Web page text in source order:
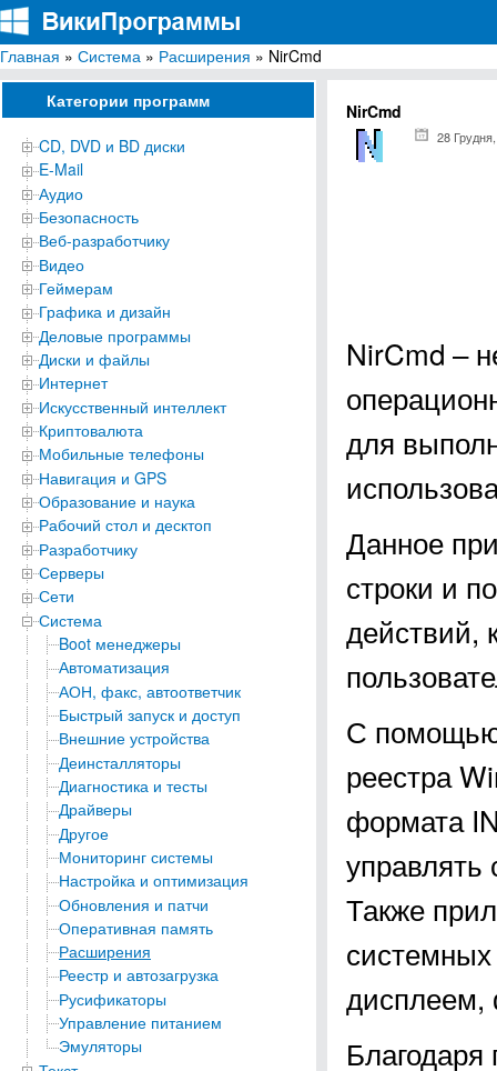
ВикиПрограммы
Энциклопедия бесплатных компьютерных программ для Windows
Главная » Система » Расширения » NirCmd
Категории программ
CD, DVD и BD диски
E-Mail
Аудио
Безопасность
Веб-разработчику
Видео
Геймерам
Графика и дизайн
Деловые программы
Диски и файлы
Интернет
Искусственный интеллект
Криптовалюта
Мобильные телефоны
Навигация и GPS
Образование и наука
Рабочий стол и десктоп
Разработчику
Серверы
Сети
Система
Boot менеджеры
Автоматизация
АОН, факс, автоответчик
Быстрый запуск и доступ
Внешние устройства
Деинсталляторы
Диагностика и тесты
Драйверы
Другое
Мониторинг системы
Настройка и оптимизация
Обновления и патчи
Оперативная память
Расширения
Реестр и автозагрузка
Русификаторы
Управление питанием
Эмуляторы
NirCmd
28
NirCmd –
для
Данное
строки и
действий,
С
реестра
формата
Также
дисплеем,